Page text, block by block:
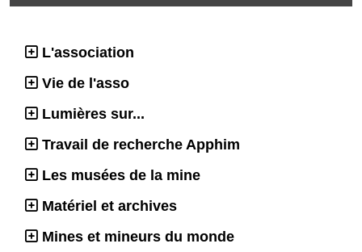
L'association
Vie de l'asso
Lumières sur...
Travail de recherche Apphim
Les musées de la mine
Matériel et archives
Mines et mineurs du monde